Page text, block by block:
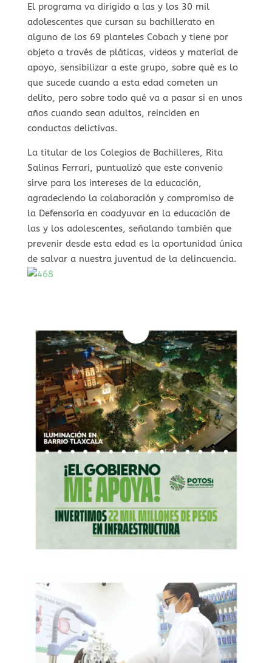
El programa va dirigido a las y los 30 mil
adolescentes que cursan su bachillerato en
alguno de los 69 planteles Cobach y tiene por
objeto a través de pláticas, videos y material de
apoyo, sensibilizar a este grupo, sobre qué es lo
que sucede cuando a esta edad cometen un
delito, pero sobre todo qué va a pasar si en unos
años cuando sean adultos, reinciden en
conductas delictivas.
La titular de los Colegios de Bachilleres, Rita
Salinas Ferrari, puntualizó que este convenio
sirve para los intereses de la educación,
agradeciendo la colaboración y compromiso de
la Defensoría en coadyuvar en la educación de
las y los adolescentes, señalando también que
prevenir desde esta edad es la oportunidad única
de salvar a nuestra juventud de la delincuencia.